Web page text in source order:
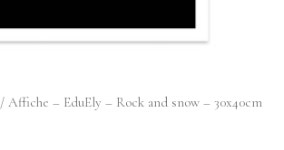
/ Affiche – EduEly – Rock and snow – 30x40cm